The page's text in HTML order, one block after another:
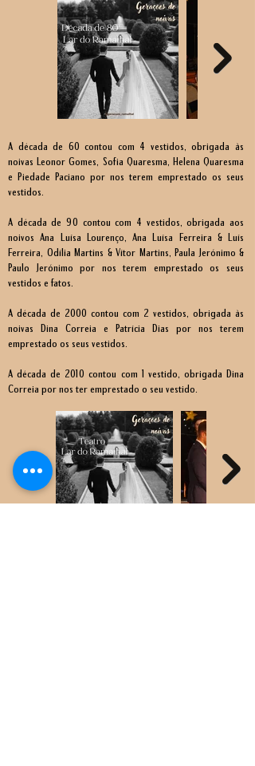
A década de 60 contou com 4 vestidos, obrigada às
noivas Leonor Gomes, Sofia Quaresma, Helena Quaresma
e Piedade Paciano por nos terem emprestado os seus
vestidos.
A década de 90 contou com 4 vestidos, obrigada aos
noivos Ana Luísa Lourenço, Ana Luísa Ferreira & Luís
Ferreira, Odília Martins & Vítor Martins, Paula Jerónimo &
Paulo Jerónimo por nos terem emprestado os seus
vestidos e fatos.
A década de 2000 contou com 2 vestidos, obrigada às
noivas Dina Correia e Patrícia Dias por nos terem
emprestado os seus vestidos.
A década de 2010 contou com 1 vestido, obrigada Dina
Correia por nos ter emprestado o seu vestido.